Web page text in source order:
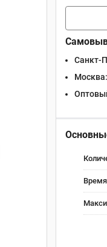
Санкт-
Москва: